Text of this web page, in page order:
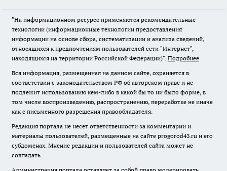
"На информационном ресурсе применяются рекомендательные
технологии (информационные технологии предоставления
информации на основе сбора, систематизации и анализа сведений,
относящихся к предпочтениям пользователей сети "Интернет",
находящихся на территории Российской Федерации)". Подробнее
Вся информация, размещенная на данном сайте, охраняется в
соответствии с законодательством РФ об авторском праве и не
подлежит использованию кем-либо в какой бы то ни было форме, в
том числе воспроизведению, распространению, переработке не иначе
как с письменного разрешения правообладателя.
Редакция портала не несет ответственности за комментарии и
материалы пользователей, размещенные на сайте progorod43.ru и его
субдоменах. Мнение редакции и пользователей сайта может не
совпадать.